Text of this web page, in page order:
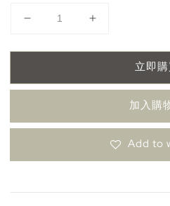
立即購
加入購
Add to